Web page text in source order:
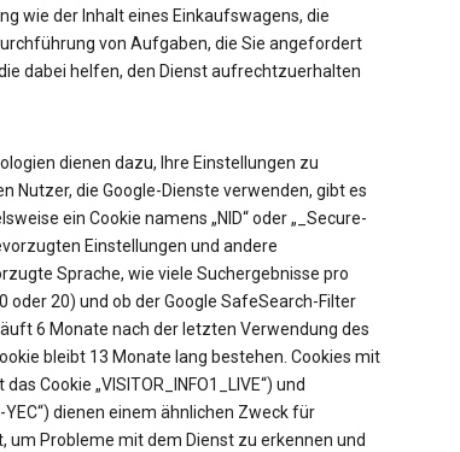
wie der Inhalt eines Einkaufswagens, die
von Aufgaben, die Sie angefordert
dabei helfen, den Dienst aufrechtzuerhalten
dienen dazu, Ihre Einstellungen zu
Nutzer, die Google-Dienste verwenden, gibt es
ein Cookie namens „NID“ oder „_Secure-
Einstellungen und andere
Sprache, wie viele Suchergebnisse pro
oder 20) und ob der Google SafeSearch-Filter
6 Monate nach der letzten Verwendung des
bleibt 13 Monate lang bestehen. Cookies mit
Cookie „VISITOR_INFO1_LIVE“) und
dienen einem ähnlichen Zweck für
um Probleme mit dem Dienst zu erkennen und